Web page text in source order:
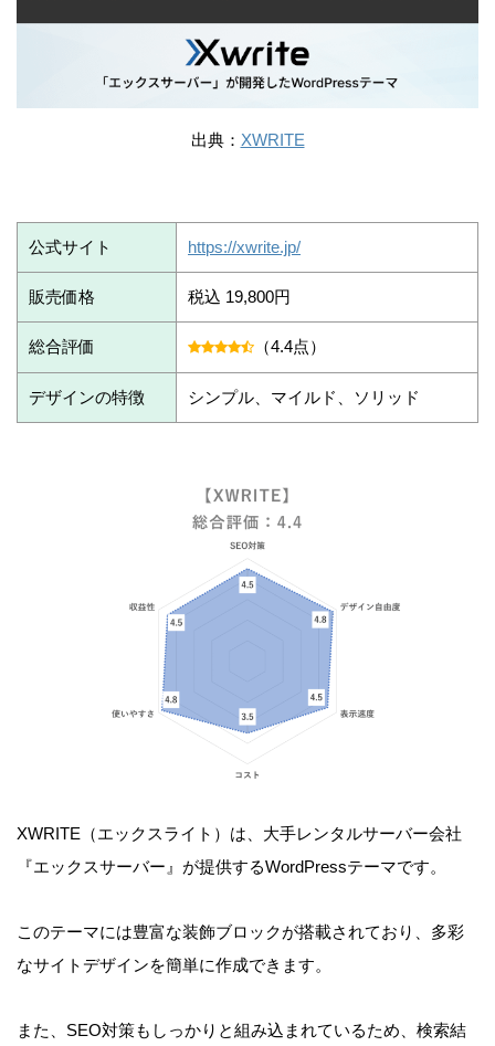
出典： XWRITE
公式サイト https://xwrite.jp/
販売価格 税込 19,800円
総合評価 （4.4点）
デザインの特徴 シンプル、マイルド、ソリッド
XWRITE（エックスライト）は、大手レンタルサーバー会社
『エックスサーバー』が提供するWordPressテーマです。
このテーマには豊富な装飾ブロックが搭載されており、多彩
なサイトデザインを簡単に作成できます。
また、SEO対策もしっかりと組み込まれているため、検索結